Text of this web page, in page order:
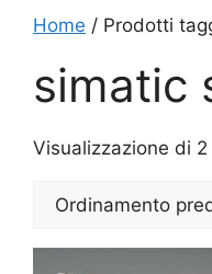
Home / Prodotti
simatic
Visualizzazione di